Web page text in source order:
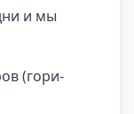
и мы
(гори-